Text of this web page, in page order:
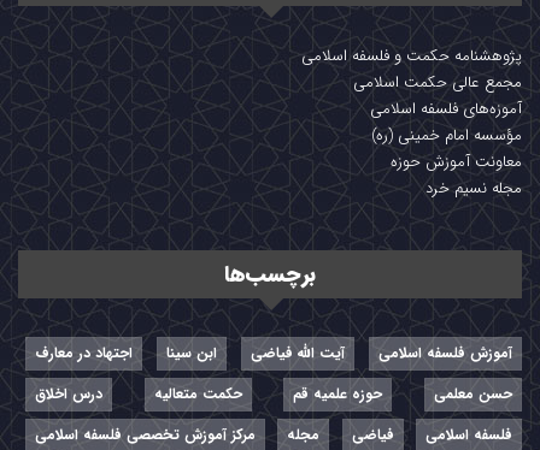
پژوهشنامه حکمت و فلسفه اسلامی
مجمع عالی حکمت اسلامی
آموزه‌های فلسفه اسلامی
مؤسسه امام خمینی (ره)
معاونت آموزش حوزه
مجله نسیم خرد
برچسب‌ها
آموزش فلسفه اسلامی آیت الله فیاضی ابن سینا
اجتهاد در معارف
حسن معلمی
حوزه علمیه قم حکمت متعالیه
درس اخلاق
فلسفه اسلامی
فیاضی مجله مرکز آموزش تخصصی فلسفه اسلامی